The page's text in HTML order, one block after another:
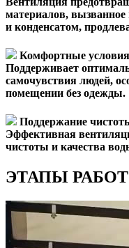
материалов,
и конденсатом,
Комфортные условия
Поддерживает
самочувствия людей,
помещении без одежды.
Поддержание
Эффективная
чистоты и качества
ЭТАПЫ